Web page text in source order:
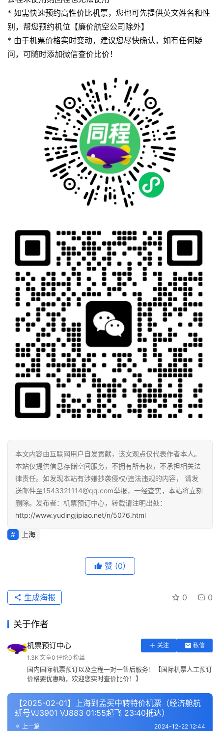
* 如需快速预约高性价比机票，您也可先提供英文姓名和性
别，帮您预约机位【廉价航空公司除外】
* 由于机票价格实时变动，建议您尽快确认，如有任何疑
问，可随时添加微信查价比价！
本文内容由互联网用户自发贡献，该文观点仅代表作者本人。
本站仅提供信息存储空间服务，不拥有所有权，不承担相关法
律责任。如发现本站有涉嫌抄袭侵权/违法违规的内容， 请发
送邮件至1543321114@qq.com举报，一经查实，本站将立刻
删除。发布者：机票预订中心，转载请注明出处：
http://www.yudingjipiao.net/n/5076.html
上海
赞 (0)
0 0
生成海报
关于作者
机票预订中心 关注
私信
1.3K 文章0 评论0 粉丝
国内国际机票预订以及全程一对一售后服务！【国际机票人工预订
价格要优惠哟，欢迎您实时查价比价！】
【2025-02-01】上海到孟买中转特价机票（经济舱航
班号VJ3901 VJ883 01:55起飞 23:40抵达）
上一篇 2024-12-22 12:44